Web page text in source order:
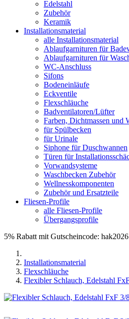
Edelstahl
Zubehör
Keramik
Installationsmaterial
alle Installationsmaterial
Ablaufgarnituren für
Ablaufgarnituren für
WC-Anschluss
Sifons
Bodeneinläufe
Eckventile
Flexschläuche
Badventilatoren/Lüfter
Farben, Dichtmassen und
für Spülbecken
für Urinale
Siphone für Duschwannen
Türen für
Vorwandsysteme
Waschbecken Zubehör
Wellnesskomponenten
Zubehör und Ersatzteile
Fliesen-Profile
alle Fliesen-Profile
Übergangsprofile
5% Rabatt mit Gutscheincode: hak2026
Installationsmaterial
Flexschläuche
Flexibler Schlauch, Edelstahl